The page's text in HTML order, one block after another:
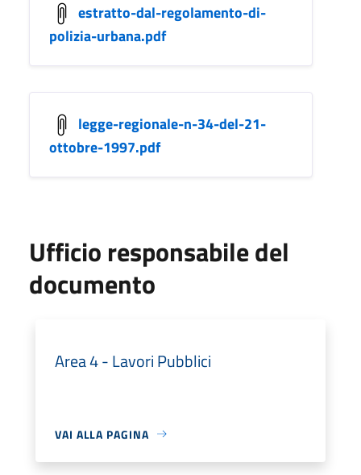
estratto-dal-regolamento-di-
polizia-urbana.pdf
legge-regionale-n-34-del-21-
ottobre-1997.pdf
Ufficio responsabile del
documento
Area 4 - Lavori Pubblici
VAI ALLA PAGINA